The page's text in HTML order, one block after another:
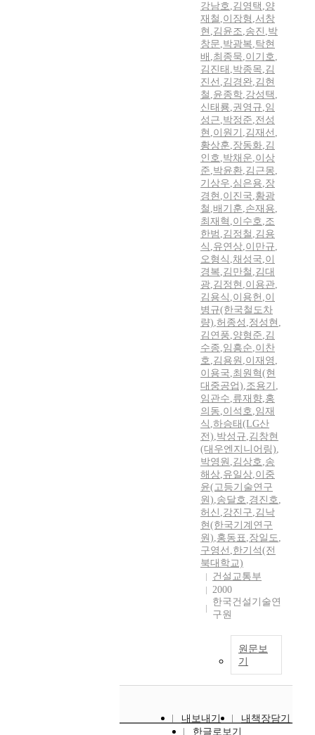
강남호,김영택 ,양
재철 ,이장형 ,서창
현 ,김윤조,송진 ,박
창문,박광복,탁현
배 ,최종묵,이기호,
김진태 ,박종목,김
진선 ,김경완,김현
철 ,윤종학,강성택 ,
신태룡,권영규,임
성근,박정준,전성
현 ,이원기 ,김재선 ,
황상훈,장동화,김
인호,박채운,이상
준,박윤환,김근몽,
기상우,심은용,장
경현 ,이진국,황광
철 ,배기훈,손재용,
최재혁 ,이수호,조
한범 ,김정철 ,김용
식 ,유연상,이만규,
오형식 ,채성국,이
경복,김만철 ,김대
광,김정현 ,이용관,
김용식 ,이용헌 ,이
병규(한국철도차
량),허종성 ,정성현 ,
김연풍,양형준,김
수종,임흥순,이찬
호,김용원 ,이재영 ,
이용국,최원혁(현
대중공업),조용기 ,
임관수,류재향,홍
의동,이석호,임재
식 ,하승태(LG산
전),박성규,김창현
(대우엔지니어링),
박영원 ,김상호,송
해상,유일상,이중
윤(고등기술연구
원),송달호,경진호,
허신 ,강진구,김낙
현(한국기계연구
원),홍동표,장일도,
구영선 ,한기석(전
북대학교)
건설교통부
2000
한국건설기술연
구원
원문보
기
내보내기
내책장담기
한글로보기